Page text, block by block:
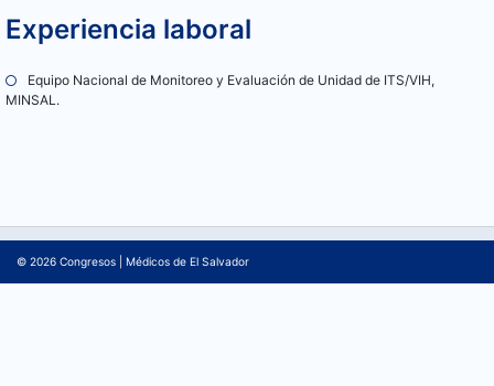
Experiencia laboral
Equipo Nacional de Monitoreo y Evaluación de Unidad de ITS/VIH,
MINSAL.
© 2026 Congresos Médicos de El Salvador